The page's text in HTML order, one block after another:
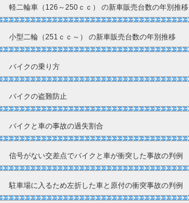
軽二輪車（126～250ｃｃ） の新車販売台数の年別推移
小型二輪（251ｃｃ～） の新車販売台数の年別推移
バイクの乗り方
バイクの盗難防止
バイクと車の事故の過失割合
信号がない交差点でバイクと車が衝突した事故の判例
駐車場に入るため左折した車と原付の衝突事故の判例